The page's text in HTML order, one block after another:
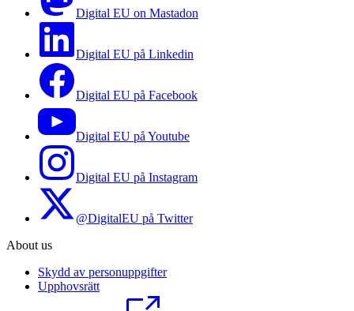
Digital EU on Mastadon
Digital EU på Linkedin
Digital EU på Facebook
Digital EU på Youtube
Digital EU på Instagram
@DigitalEU på Twitter
About us
Skydd av personuppgifter
Upphovsrätt